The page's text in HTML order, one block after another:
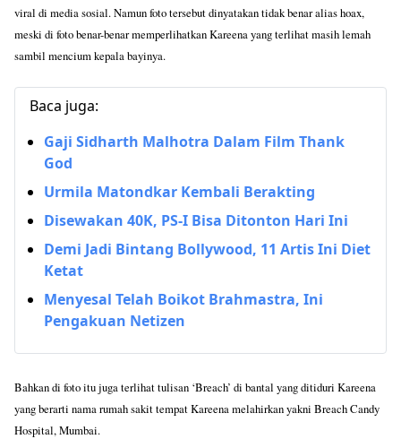
viral di media sosial. Namun foto tersebut dinyatakan tidak benar alias hoax,
meski di foto benar-benar memperlihatkan Kareena yang terlihat masih lemah
sambil mencium kepala bayinya.
Baca juga:
Gaji Sidharth Malhotra Dalam Film Thank
God
Urmila Matondkar Kembali Berakting
Disewakan 40K, PS-I Bisa Ditonton Hari Ini
Demi Jadi Bintang Bollywood, 11 Artis Ini Diet
Ketat
Menyesal Telah Boikot Brahmastra, Ini
Pengakuan Netizen
Bahkan di foto itu juga terlihat tulisan ‘Breach’ di bantal yang ditiduri Kareena
yang berarti nama rumah sakit tempat Kareena melahirkan yakni Breach Candy
Hospital, Mumbai.